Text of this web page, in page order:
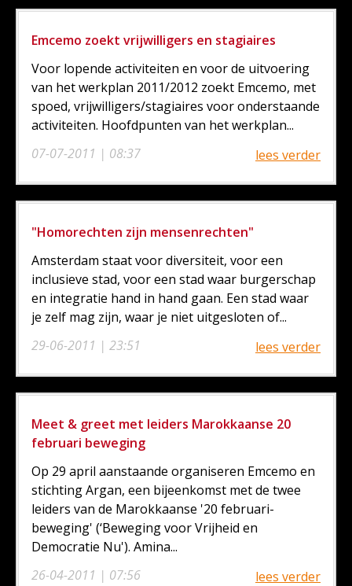
Emcemo zoekt vrijwilligers en stagiaires
07-07-2011 | 08:37
Voor lopende activiteiten en voor de uitvoering
van het werkplan 2011/2012 zoekt Emcemo, met
spoed, vrijwilligers/stagiaires voor onderstaande
activiteiten. Hoofdpunten van het werkplan...
lees verder
"Homorechten zijn mensenrechten"
29-06-2011 | 23:51
Amsterdam staat voor diversiteit, voor een
inclusieve stad, voor een stad waar burgerschap
en integratie hand in hand gaan. Een stad waar
je zelf mag zijn, waar je niet uitgesloten of...
lees verder
Meet & greet met leiders Marokkaanse 20
februari beweging
26-04-2011 | 07:56
Op 29 april aanstaande organiseren Emcemo en
stichting Argan, een bijeenkomst met de twee
leiders van de Marokkaanse '20 februari-
beweging' (‘Beweging voor Vrijheid en
Democratie Nu'). Amina...
lees verder